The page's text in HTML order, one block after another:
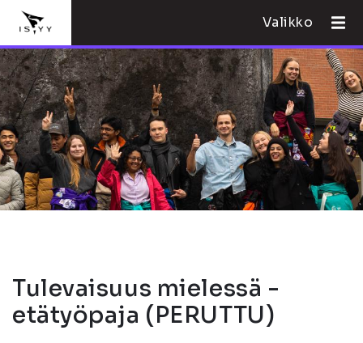
Valikko
Tulevaisuus mielessä -
etätyöpaja (PERUTTU)